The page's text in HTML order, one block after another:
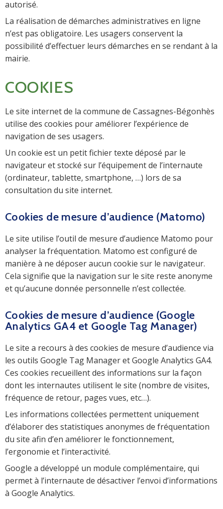
autorisé.
La réalisation de démarches administratives en ligne
n’est pas obligatoire. Les usagers conservent la
possibilité d’effectuer leurs démarches en se rendant à la
mairie.
COOKIES
Le site internet de la commune de Cassagnes-Bégonhès
utilise des cookies pour améliorer l’expérience de
navigation de ses usagers.
Un cookie est un petit fichier texte déposé par le
navigateur et stocké sur l’équipement de l’internaute
(ordinateur, tablette, smartphone, …) lors de sa
consultation du site internet.
Cookies de mesure d’audience (Matomo)
Le site utilise l’outil de mesure d’audience Matomo pour
analyser la fréquentation. Matomo est configuré de
manière à ne déposer aucun cookie sur le navigateur.
Cela signifie que la navigation sur le site reste anonyme
et qu’aucune donnée personnelle n’est collectée.
Cookies de mesure d’audience (Google
Analytics GA4 et Google Tag Manager)
Le site a recours à des cookies de mesure d’audience via
les outils Google Tag Manager et Google Analytics GA4.
Ces cookies recueillent des informations sur la façon
dont les internautes utilisent le site (nombre de visites,
fréquence de retour, pages vues, etc…).
Les informations collectées permettent uniquement
d’élaborer des statistiques anonymes de fréquentation
du site afin d’en améliorer le fonctionnement,
l’ergonomie et l’interactivité.
Google a développé un module complémentaire, qui
permet à l’internaute de désactiver l’envoi d’informations
à Google Analytics.